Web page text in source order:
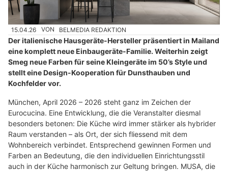
15.04.26 VON BELMEDIA REDAKTION
Der italienische Hausgeräte-Hersteller präsentiert in Mailand
eine komplett neue Einbaugeräte-Familie. Weiterhin zeigt
Smeg neue Farben für seine Kleingeräte im 50’s Style und
stellt eine Design-Kooperation für Dunsthauben und
Kochfelder vor.
München, April 2026 – 2026 steht ganz im Zeichen der
Eurocucina. Eine Entwicklung, die die Veranstalter diesmal
besonders betonen: Die Küche wird immer stärker als hybrider
Raum verstanden – als Ort, der sich fliessend mit dem
Wohnbereich verbindet. Entsprechend gewinnen Formen und
Farben an Bedeutung, die den individuellen Einrichtungsstil
auch in der Küche harmonisch zur Geltung bringen. MUSA, die